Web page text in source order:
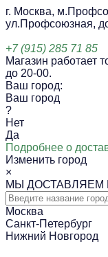
г. Москва,
ул.Профсоюзная,
+7 (915) 285 71 85
Магазин работает
до 20-00.
Ваш город:
Ваш город
?
Нет
Да
Подробнее о
Изменить город
×
МЫ ДОСТАВЛЯЕМ
Москва
Санкт-Петербург
Нижний Новгород